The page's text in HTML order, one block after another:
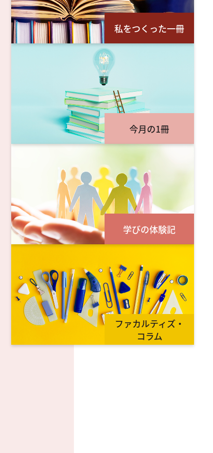
私をつくった一冊
今月の1冊
学びの体験記
ファカルティズ・
コラム